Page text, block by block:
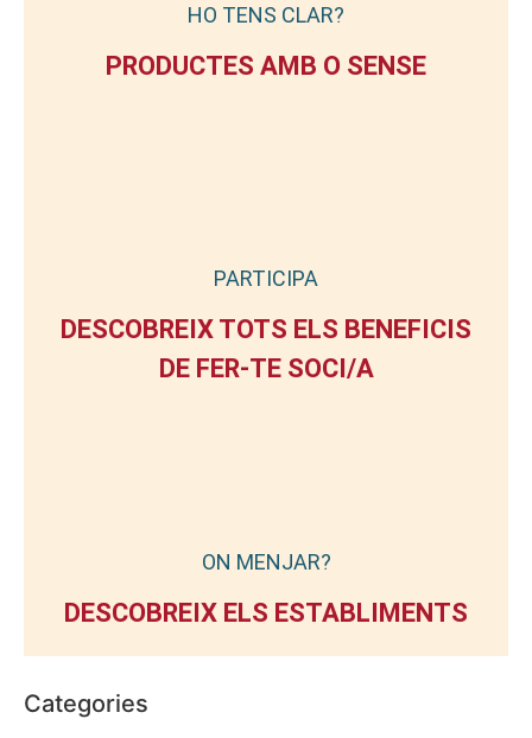
HO TENS CLAR?
PRODUCTES AMB O SENSE
PARTICIPA
DESCOBREIX TOTS ELS BENEFICIS
DE FER-TE SOCI/A
ON MENJAR?
DESCOBREIX ELS ESTABLIMENTS
Categories